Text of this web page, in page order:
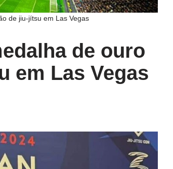
de jiu-jítsu em Las Vegas
de ouro
em Las Vegas